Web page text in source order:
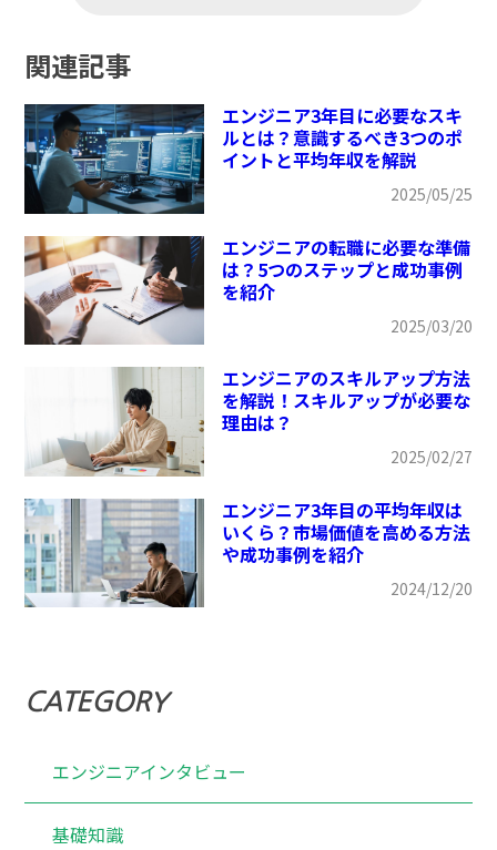
関連記事
エンジニア3年目に必要なスキ
ルとは？意識するべき3つのポ
イントと平均年収を解説
2025/05/25
エンジニアの転職に必要な準備
は？5つのステップと成功事例
を紹介
2025/03/20
エンジニアのスキルアップ方法
を解説！スキルアップが必要な
理由は？
2025/02/27
エンジニア3年目の平均年収は
いくら？市場価値を高める方法
や成功事例を紹介
2024/12/20
CATEGORY
エンジニアインタビュー
基礎知識